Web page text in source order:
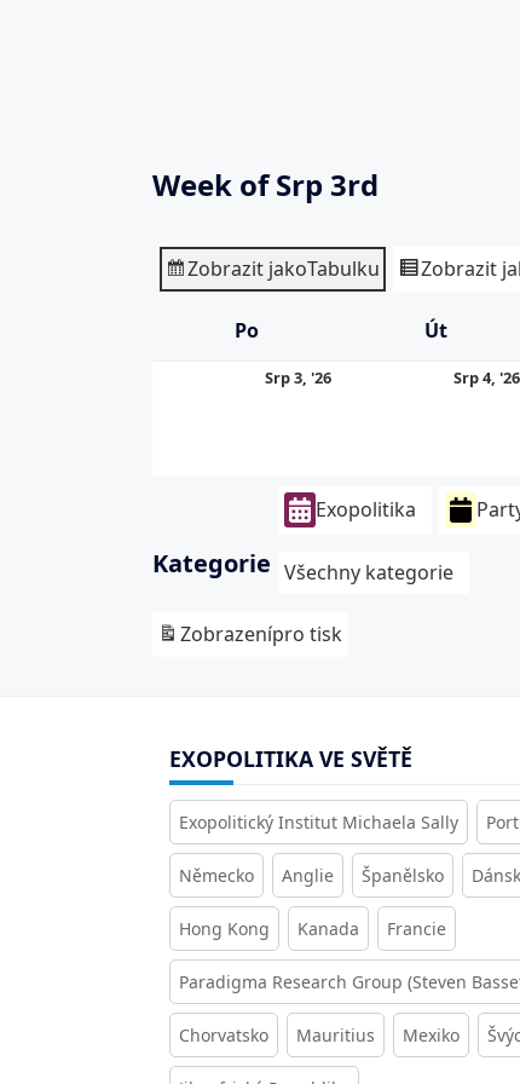
Week of Srp 3rd
Zobrazit jakoTabulku Zobrazit
Po ÚtÚterý
Srp 3, '26 Srp 4, '26
Kategorie
Exopolitika
Všechny kategorie
Zobrazenípro tisk
EXOPOLITIKA VE SVĚTĚ
Exopolitický Institut Michaela Sally
Německo Anglie Španělsko
Hong Kong Kanada Francie
Paradigma Research Group (Steven
Chorvatsko Mauritius Mexiko